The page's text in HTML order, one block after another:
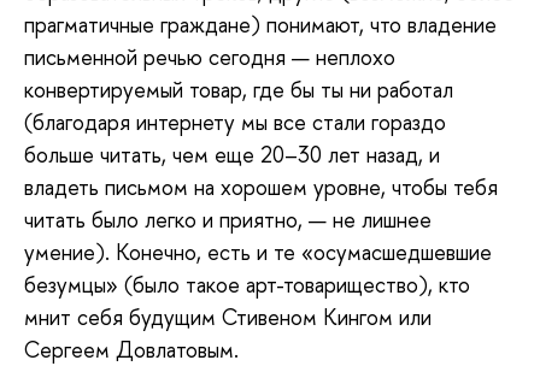
прагматичные граждане) понимают, что владение
письменной речью сегодня — неплохо
конвертируемый товар, где бы ты ни работал
(благодаря интернету мы все стали гораздо
больше читать, чем еще 20–30 лет назад, и
владеть письмом на хорошем уровне, чтобы тебя
читать было легко и приятно, — не лишнее
умение). Конечно, есть и те «осумасшедшевшие
безумцы» (было такое арт-товарищество), кто
мнит себя будущим Стивеном Кингом или
Сергеем Довлатовым.